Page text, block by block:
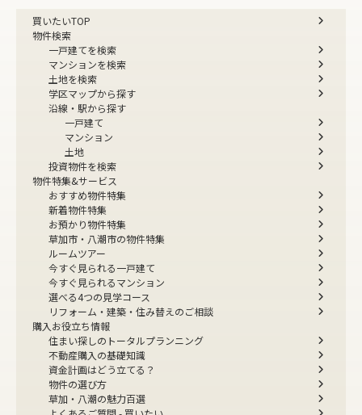
買いたいTOP
物件検索
一戸建てを検索
マンションを検索
土地を検索
学区マップから探す
沿線・駅から探す
一戸建て
マンション
土地
投資物件を検索
物件特集&サービス
おすすめ物件特集
新着物件特集
お預かり物件特集
草加市・八潮市の物件特集
ルームツアー
今すぐ見られる一戸建て
今すぐ見られるマンション
選べる4つの見学コース
リフォーム・建築・住み替えのご相談
購入お役立ち情報
住まい探しのトータルプランニング
不動産購入の基礎知識
資金計画はどう立てる？
物件の選び方
草加・八潮の魅力百選